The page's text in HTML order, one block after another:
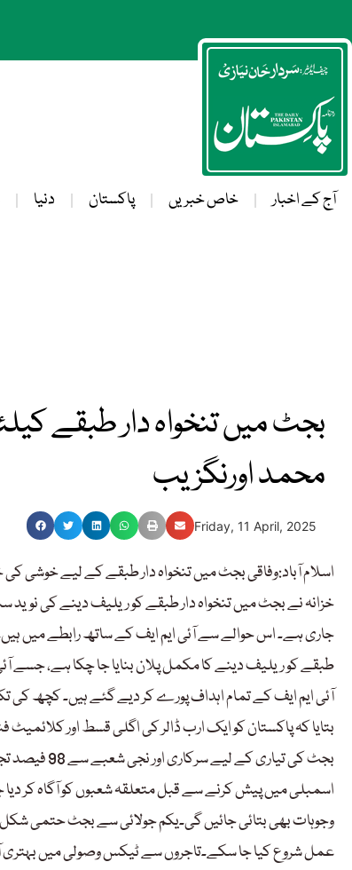
آج کے اخبار خاص خبریں پاکستان دنیا
بجٹ میں تنخواہ دار طبقے
محمد اورنگزیب
Friday, 11 April, 2025
اسلام آباد:وفاقی بجٹ میں تنخواہ دار طبقے کے لیے
خزانہ نے بجٹ میں تنخواہ دار طبقے کو ریلیف دینے کی نوید
جاری ہے۔ اس حوالے سے آئی ایم ایف کے ساتھ رابطے میں
طبقے کو ریلیف دینے کا مکمل پلان بنایا جا چکا ہے، جسے
آئی ایم ایف کے تمام اہداف پورے کر دیے گئے ہیں۔ کچھ کی
بتایا کہ پاکستان کو ایک ارب ڈالر کی اگلی قسط اور
بجٹ کی
اسمبلی میں پیش کرنے سے قبل متعلقہ شعبوں کو آگاہ کر دیا
وجوہات بھی بتائی جائیں گی۔یکم جولائی سے بجٹ حتمی شکل
عمل شروع کیا جا سکے۔تاجروں سے ٹیکس وصولی میں بہتری